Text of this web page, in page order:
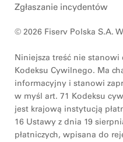
Zgłaszanie incydentów
© 2026 Fiserv Polska S.A.
Niniejsza treść nie
Kodeksu Cywilnego. Ma
informacyjny i stanowi
w myśl art. 71 Kodeksu
jest krajową instytucją
16 Ustawy z dnia 19
płatniczych, wpisana do